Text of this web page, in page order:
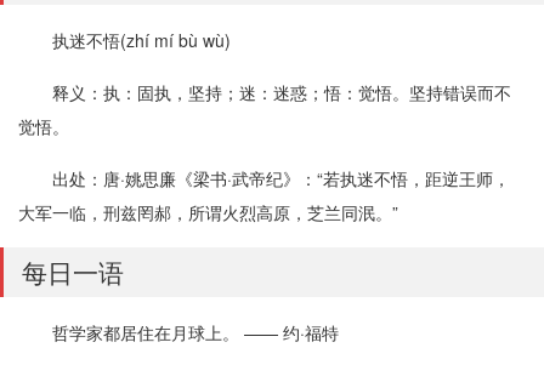
执迷不悟(zhí mí bù wù)
释义：执：固执，坚持；迷：迷惑；悟：觉悟。坚持错误而不
觉悟。
出处：唐·姚思廉《梁书·武帝纪》：“若执迷不悟，距逆王师，
大军一临，刑兹罔郝，所谓火烈高原，芝兰同泯。”
每日一语
哲学家都居住在月球上。 —— 约·福特